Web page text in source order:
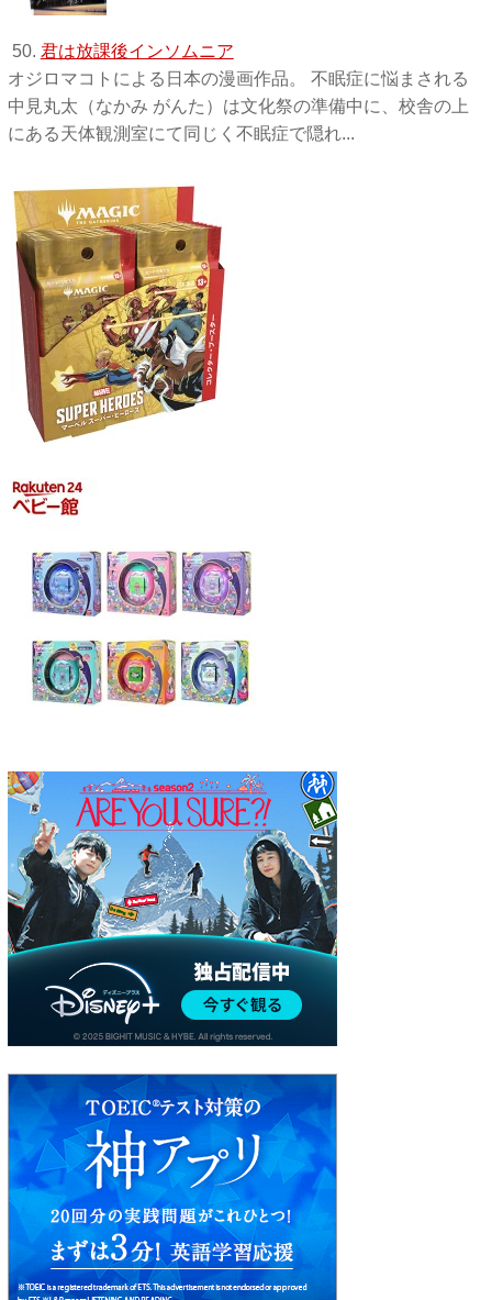
50. 君は放課後インソムニア
オジロマコトによる日本の漫画作品。 不眠症に悩まされる
中見丸太（なかみ がんた）は文化祭の準備中に、校舎の上
にある天体観測室にて同じく不眠症で隠れ...